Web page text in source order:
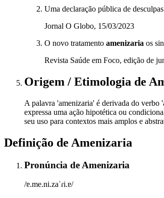
Uma declaração pública de desculpas
Jornal O Globo, 15/03/2023
O novo tratamento amenizaria os
Revista Saúde em Foco, edição de
Origem / Etimologia de
A palavra 'amenizaria' é derivada do
expressa uma ação hipotética ou
seu uso para contextos mais amplos e
Definição de Amenizaria
Pronúncia de Amenizaria
/ɐ.me.ni.zaˈɾi.ɐ/